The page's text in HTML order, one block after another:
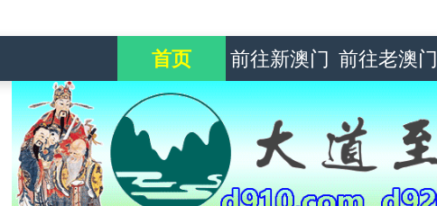
首页 前往新澳门 前往老澳门